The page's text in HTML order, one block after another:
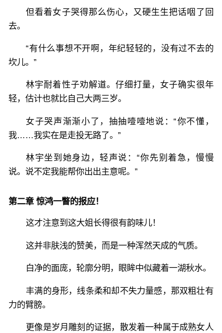
但看着女子哭得那么伤心，又硬生生把话咽了回
去。
“有什么事想不开啊，年纪轻轻的，没有过不去的
坎儿。”
林宇耐着性子劝解道。仔细打量，女子确实很年
轻，估计也就比自己大两三岁。
女子哭声渐渐小了，抽抽噎噎地说：“你不懂，
我……我实在是走投无路了。”
林宇坐到她身边，轻声说：“你先别着急，慢慢
说。说不定我能帮你出出主意呢。”
第二章 惊鸿一瞥的报应！
这才注意到这大姐长得很有韵味儿！
这并非肤浅的赞美，而是一种浑然天成的气质。
白净的面庞，轮廓分明，眼眸中似藏着一湖秋水。
丰满的身形，线条柔和却不失力量感，那双粗壮有
力的臂膀。
更像是岁月雕刻的证据，散发着一种属于成熟女人